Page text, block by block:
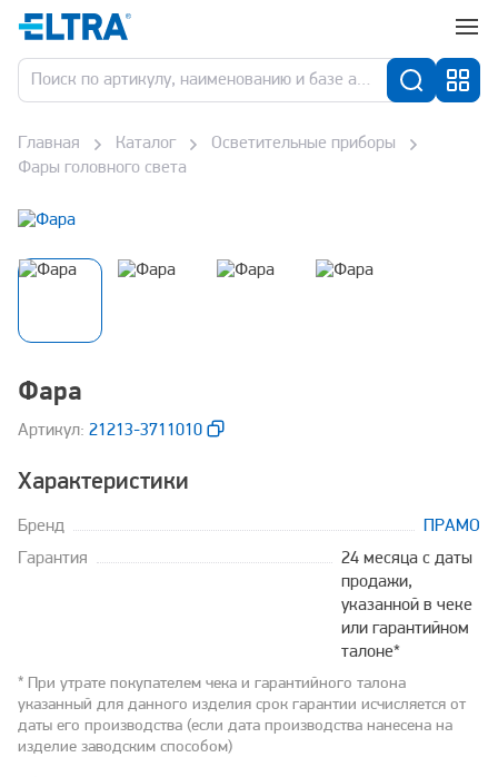
Главная Каталог
Осветительные приборы
Фары головного света
Фара
Aртикул: 21213-3711010
Характеристики
Бренд
ПРАМО
Гарантия
24 месяца с даты
продажи,
указанной в чеке
или гарантийном
талоне*
* При утрате покупателем чека и гарантийного талона
указанный для данного изделия срок гарантии исчисляется от
даты его производства (если дата производства нанесена на
изделие заводским способом)